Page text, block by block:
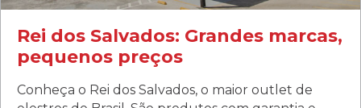
(41) 99249-4620
Rei dos Salvados: Grandes marcas,
pequenos preços
Conheça o Rei dos Salvados, o maior outlet de